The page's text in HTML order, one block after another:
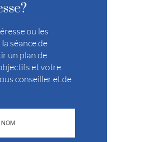
ou les
séance de
un plan de
et votre
conseiller et de